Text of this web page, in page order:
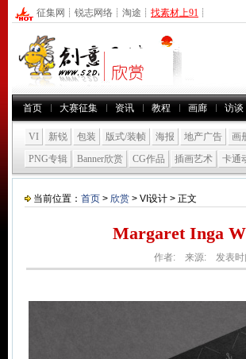
征集网 ┊ 锐志网络 ┊ 淘途 ┊ 找素材上91 ┊
首页 大赛征集 资讯 教程 画廊 访谈
VI 新锐 包装 版式/装帧 海报 地产广告 画
PNG专辑
Banner欣赏 CG作品 插画艺术 卡通
当前位置： 首页 > 欣赏 > VI设计 > 正文
Margaret Inga
作者: 来源: 发表时